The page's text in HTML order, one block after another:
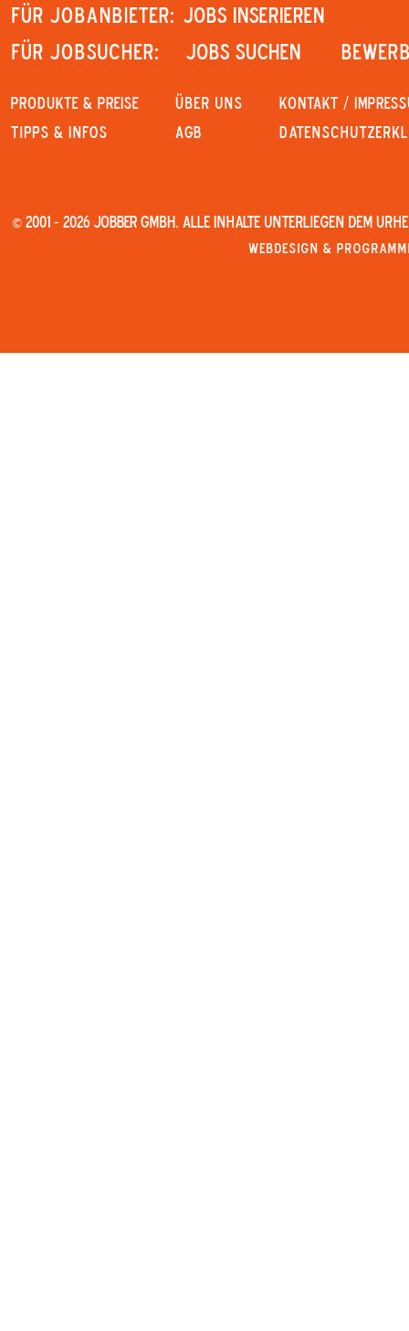
Für Jobanbieter: JOBS INSERIEREN
Für Jobsucher:
JOBS SUCHEN
PRODUKTE & PREISE
Tipps & Infos
Über uns
AGB
KONTAKT /
© 2001 - 2026 JOBBER GmbH. Alle Inhalte unterliegen dem
Webdesign &